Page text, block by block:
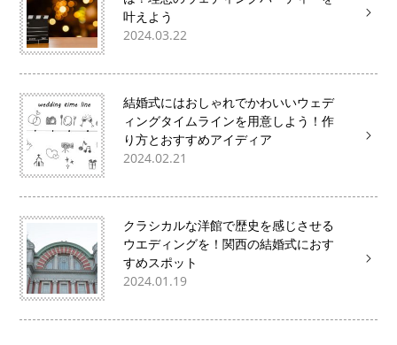
叶えよう
2024.03.22
結婚式にはおしゃれでかわいいウェデ
ィングタイムラインを用意しよう！作
り方とおすすめアイディア
2024.02.21
クラシカルな洋館で歴史を感じさせる
ウエディングを！関西の結婚式におす
すめスポット
2024.01.19